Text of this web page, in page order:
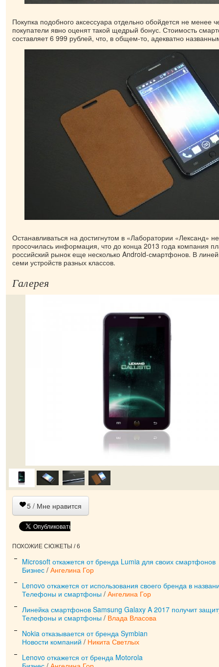
Покупка подобного аксессуара отдельно обойдется не менее
покупатели явно оценят такой щедрый бонус. Стоимость
составляет 6 999 рублей, что, в общем-то, адекватно
Останавливаться на достигнутом в «Лаборатории «Лександ»
просочилась информация, что до конца 2013 года компания
российский рынок еще несколько Android-смартфонов. В
семи устройств разных классов.
Галерея
5 / Мне нравится
ПОХОЖИЕ СЮЖЕТЫ / 6
Microsoft откажется от бренда Lumia для своих смартфонов
Бизнес / Ангелина Гор
Lenovo откажется от использования своего бренда в
Телефоны и смартфоны / Ангелина Гор
Линейка смартфонов Samsung Galaxy A 2017 получит
Телефоны и смартфоны / Влада Власова
Nokia отказывается от бренда Symbian
Новости компаний / Никита Светлых
Lenovo откажется от бренда Motorola